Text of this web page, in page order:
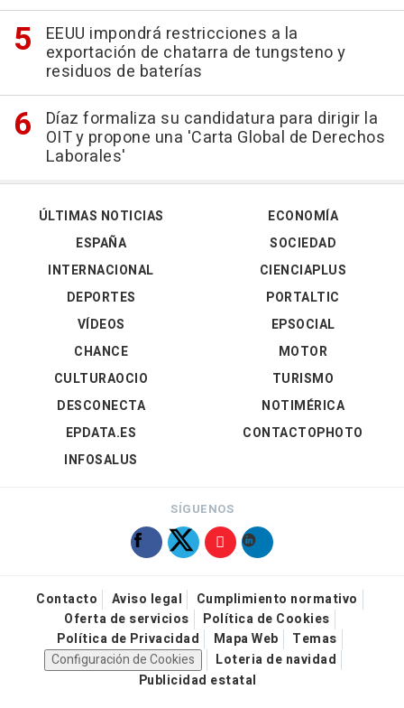
EEUU impondrá restricciones a la
exportación de chatarra de tungsteno y
residuos de baterías
Díaz formaliza su candidatura para dirigir la
OIT y propone una 'Carta Global de Derechos
Laborales'
ÚLTIMAS NOTICIAS
ESPAÑA
INTERNACIONAL
DEPORTES
VÍDEOS
ECONOMÍA
SOCIEDAD
CIENCIAPLUS
PORTALTIC
EPSOCIAL
CHANCE
CULTURAOCIO
DESCONECTA
EPDATA.ES
INFOSALUS
MOTOR
TURISMO
NOTIMÉRICA
CONTACTOPHOTO
SÍGUENOS
Contacto Aviso legal
Cumplimiento normativo
Oferta de servicios
Política de Cookies
Política de Privacidad
Mapa Web
Temas
Configuración de Cookies
Loteria de navidad
Publicidad estatal